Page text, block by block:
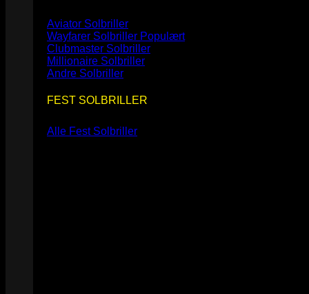
Aviator Solbriller
Wayfarer Solbriller
Clubmaster Solbriller
Millionaire Solbriller
Andre Solbriller
FEST SOLBRILLER
Alle Fest Solbriller